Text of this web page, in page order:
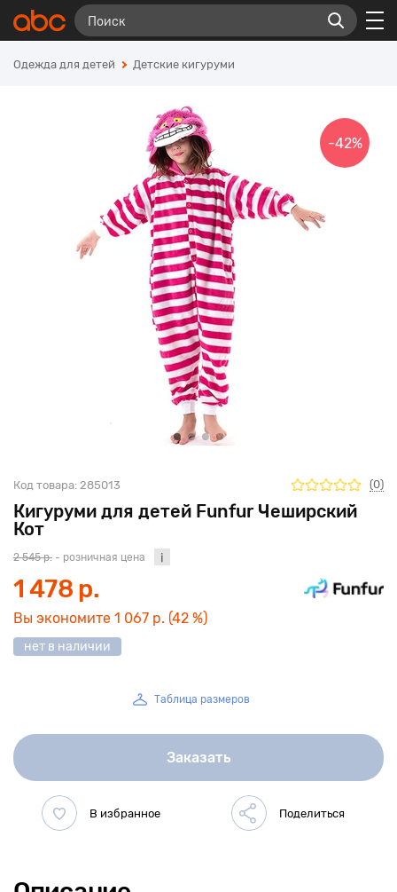
Одежда для детей Детские кигуруми
Кигуруми для детей Funfur Чеширский
Кот
Код товара: 285013 (0)
-42%
2 545 р. - розничная цена
1 478 р.
Вы экономите 1 067 р. (42 %)
нет в наличии
Таблица размеров
Заказать